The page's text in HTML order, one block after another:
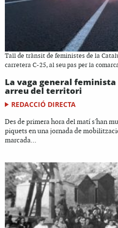
Tall de trànsit de feministes de la
carretera C-25, al seu pas per la
La vaga general
arreu del territori
REDACCIÓ DIRECTA
Des de primera hora del matí s'han
piquets en una jornada de
marcada...